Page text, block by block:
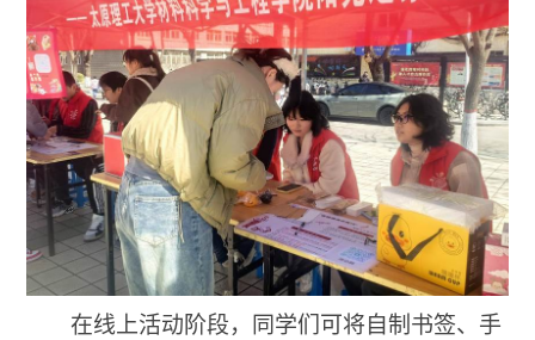
在线上活动阶段，同学们可将自制书签、手